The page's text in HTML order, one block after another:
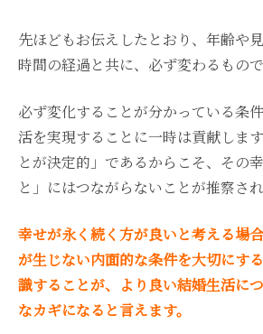
先ほどもお伝えしたとおり、年齢や
時間の経過と共に、必ず変わるもので
必ず変化することが分かっている条
活を実現することに一時は貢献しま
とが決定的」であるからこそ、その
と」にはつながらないことが推察され
幸せが永く続く方が良いと考える場
が生じない内面的な条件を大切にす
識することが、より良い結婚生活に
なカギになると言えます。